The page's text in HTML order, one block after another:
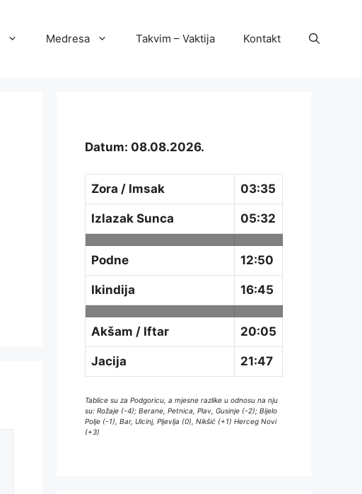
Medresa Takvim – Vaktija Kontakt
Datum: 08.08.2026.
Zora / Imsak 03:35
Izlazak Sunca 05:32
Podne 12:50
Ikindija 16:45
Akšam / Iftar 20:05
Jacija 21:47
Tablice su za Podgoricu, a mjesne razlike u odnosu na nju
su: Rožaje (-4); Berane, Petnica, Plav, Gusinje (-2); Bijelo
Polje (-1), Bar, Ulcinj, Pljevlja (0), Nikšić (+1) Herceg Novi
(+3)